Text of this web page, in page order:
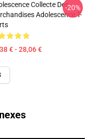
Collecte Des
Adolescence T-
€ - 28,06 €
-20%